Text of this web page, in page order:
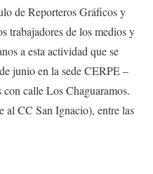
de Reporteros Gráficos y
trabajadores de los medios y
a esta actividad que se
junio en la sede CERPE –
calle Los Chaguaramos.
al CC San Ignacio), entre las